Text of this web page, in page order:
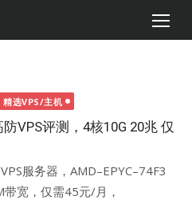
精选VPS/主机
VPS评测，4核10G 20兆 仅
服务器，AMD–EPYC–74F3
宽，仅需45元/月，